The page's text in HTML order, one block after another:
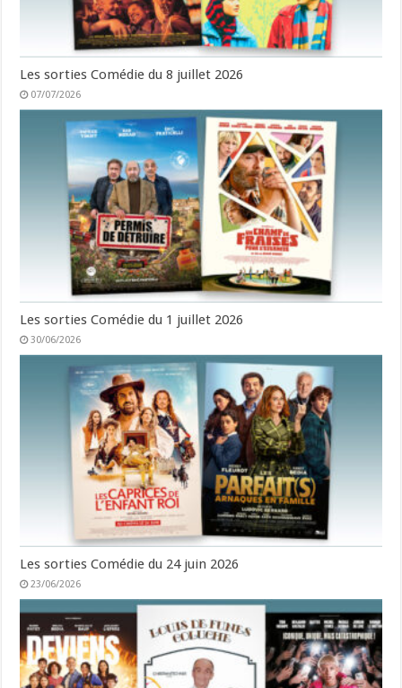
Les sorties Comédie du 8 juillet 2026
07/07/2026
Les sorties Comédie du 1 juillet 2026
30/06/2026
Les sorties Comédie du 24 juin 2026
23/06/2026